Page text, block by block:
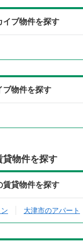
イブ物件を探す
ブ物件を探す
貸物件を探す
賃貸物件を探す
大津市のアパート